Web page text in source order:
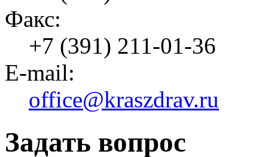
Факс:
+7 (391) 211-01-36
E-mail:
office@kraszdrav.ru
Задать вопрос